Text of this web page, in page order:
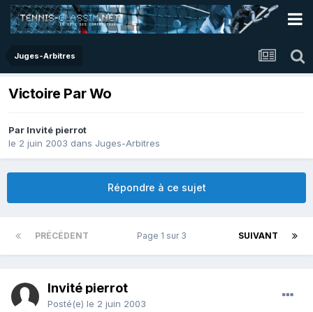
Juges-Arbitres
Victoire Par Wo
Par Invité pierrot
le 2 juin 2003 dans Juges-Arbitres
Répondre à ce sujet
PRÉCÉDENT SUIVANT
Page 1 sur 3
Invité pierrot
Posté(e) le 2 juin 2003